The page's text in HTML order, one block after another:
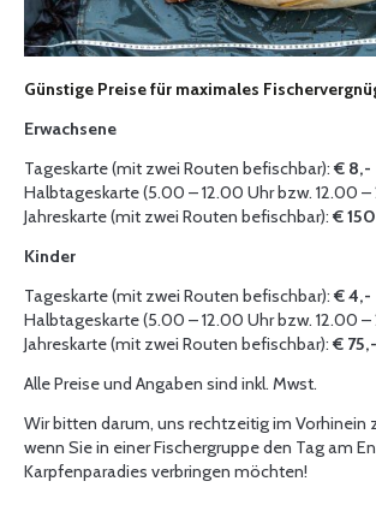
Günstige Preise für maximales
Erwachsene
Tageskarte (mit zwei Routen befischbar): € 8,-
Halbtageskarte (5.00 – 12.00 Uhr bzw. 12.00
Jahreskarte (mit zwei Routen befischbar): €
Kinder
Tageskarte (mit zwei Routen befischbar): € 4,-
Halbtageskarte (5.00 – 12.00 Uhr bzw. 12.00
Jahreskarte (mit zwei Routen befischbar): € 75,-
Alle Preise und Angaben sind inkl. Mwst.
Wir bitten darum, uns rechtzeitig im Vorhinein
wenn Sie in einer Fischergruppe den Tag am
Karpfenparadies verbringen möchten!